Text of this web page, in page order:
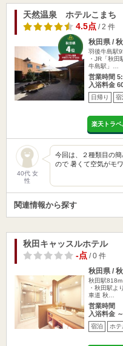
天然温泉 ホテルこまち
4.5点/ 2 件
秋田県 /
羽後牛島駅
・JR「秋
牛島駅」…
営業時間
入浴料金
日帰り 宿
楽天トラ
40代 女
性
今回は、２種類目の
ので 暑くて空気がモ
関連情報から探す
秋田キャッスルホテル
-点/ 0 件
秋田県 /
秋田駅818m
・秋田駅よ
車道 秋…
営業時間
入浴料金 ～
宿泊 ホテ